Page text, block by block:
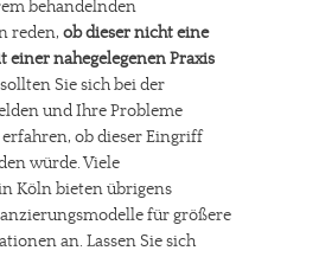
behandelnden
reden, ob dieser nicht eine
einer nahegelegenen Praxis
Sie sich bei der
und Ihre Probleme
ob dieser Eingriff
würde. Viele
Köln bieten übrigens
für größere
an. Lassen Sie sich